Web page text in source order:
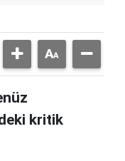
kritik